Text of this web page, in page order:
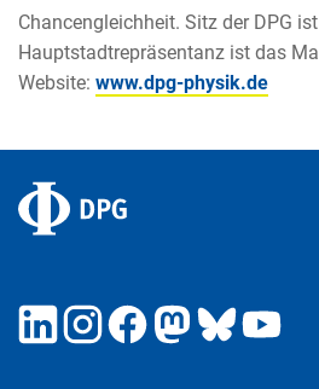
Chancengleichheit. Sitz der DPG
Hauptstadtrepräsentanz ist das
Website: www.dpg-physik.de